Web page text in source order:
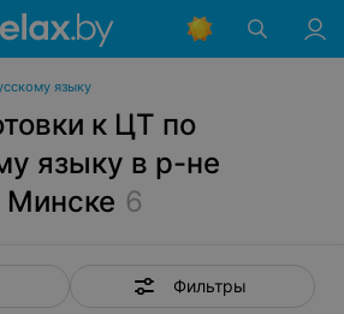
языку
к ЦТ по
языку в р-не
Минске 6
Фильтры